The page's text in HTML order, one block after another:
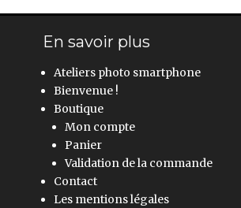
En savoir plus
Ateliers photo smartphone
Bienvenue !
Boutique
Mon compte
Panier
Validation de la commande
Contact
Les mentions légales